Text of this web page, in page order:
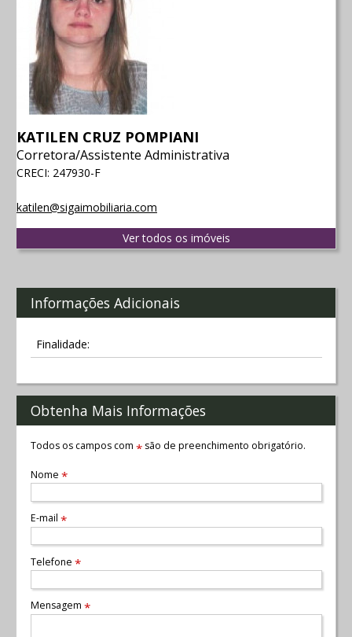
KATILEN CRUZ POMPIANI
Corretora/Assistente Administrativa
CRECI: 247930-F
katilen@sigaimobiliaria.com
Ver todos os imóveis
Informações Adicionais
Finalidade:
Obtenha Mais Informações
Todos os campos com *são de preenchimento obrigatório.
Nome *
E-mail *
Telefone *
Mensagem *